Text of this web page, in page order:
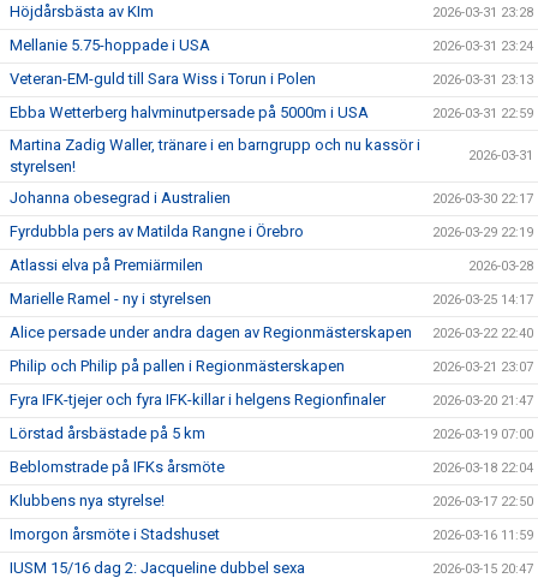
Höjdårsbästa av KIm 2026-03-31 23:28
Mellanie 5.75-hoppade i USA 2026-03-31 23:24
Veteran-EM-guld till Sara Wiss i Torun i Polen 2026-03-31 23:13
Ebba Wetterberg halvminutpersade på 5000m i USA 2026-03-31 22:59
Martina Zadig Waller, tränare i en barngrupp och nu kassör i
styrelsen!
2026-03-31
Johanna obesegrad i Australien 2026-03-30 22:17
Fyrdubbla pers av Matilda Rangne i Örebro 2026-03-29 22:19
Atlassi elva på Premiärmilen 2026-03-28
Marielle Ramel - ny i styrelsen 2026-03-25 14:17
Alice persade under andra dagen av Regionmästerskapen 2026-03-22 22:40
Philip och Philip på pallen i Regionmästerskapen 2026-03-21 23:07
Fyra IFK-tjejer och fyra IFK-killar i helgens Regionfinaler 2026-03-20 21:47
Lörstad årsbästade på 5 km 2026-03-19 07:00
Beblomstrade på IFKs årsmöte 2026-03-18 22:04
Klubbens nya styrelse! 2026-03-17 22:50
Imorgon årsmöte i Stadshuset 2026-03-16 11:59
IUSM 15/16 dag 2: Jacqueline dubbel sexa 2026-03-15 20:47